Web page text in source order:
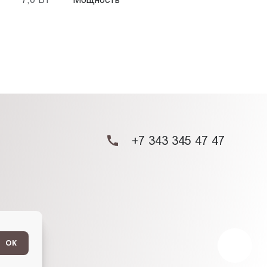
+7 343 345 47 47
ОК